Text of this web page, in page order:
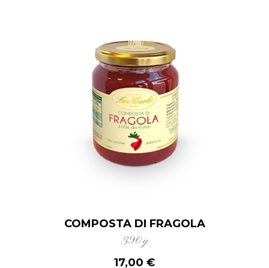
COMPOSTA DI FRAGOLA
390 g
17,00 €